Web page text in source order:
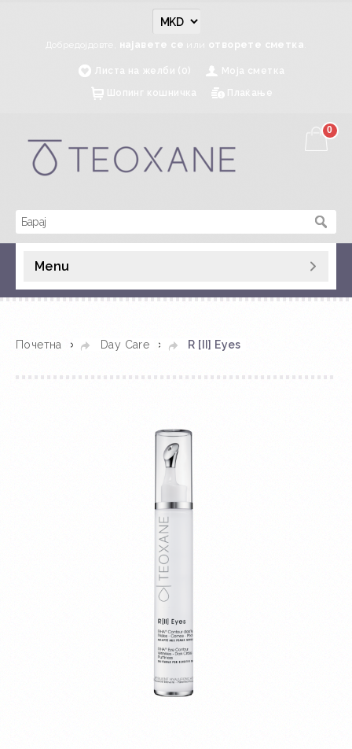
Добредојдовте, најавете се или отворете сметка
Листа на желби (0)
Моја сметка
Шопинг кошничка
Плаќање
0
Menu
Почетна » Day Care » R [II] Eyes